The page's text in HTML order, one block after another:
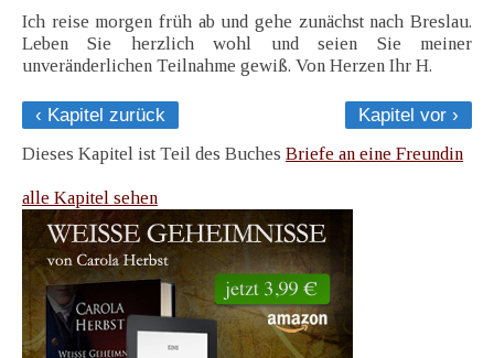
Ich reise morgen früh ab und gehe zunächst nach Breslau.
Leben Sie herzlich wohl und seien Sie meiner
unveränderlichen Teilnahme gewiß. Von Herzen Ihr H.
‹ Kapitel zurück
Kapitel vor ›
Dieses Kapitel ist Teil des Buches Briefe an eine Freundin
alle Kapitel sehen